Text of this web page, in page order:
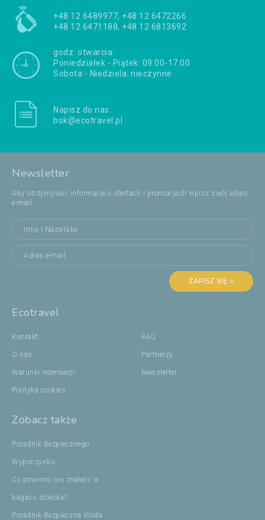
+48 12 6489977, +48 12 6472266
+48 12 6471188, +48 12 6813692
godz. otwarcia:
Poniedziałek - Piątek: 09:00-17:00
Sobota - Niedziela: nieczynne
Napisz do nas:
bok@ecotravel.pl
Newsletter
Aby otrzymywać informacje o ofertach i promocjach wpisz swój adres
e-mail:
ZAPISZ SIĘ >
Ecotravel
Kontakt
O nas
Warunki rezerwacji
Polityka cookies
FAQ
Partnerzy
Newsletter
Zobacz także
Poradnik Bezpiecznego
Wypoczynku
Co powinno się znaleźć w
bagażu dziecka?
Poradnik Bezpieczna Woda